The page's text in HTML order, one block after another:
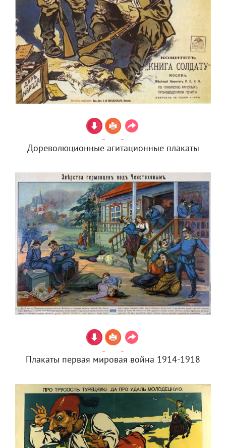
Дореволюционные агитационные плакаты
Плакаты первая мировая война 1914-1918